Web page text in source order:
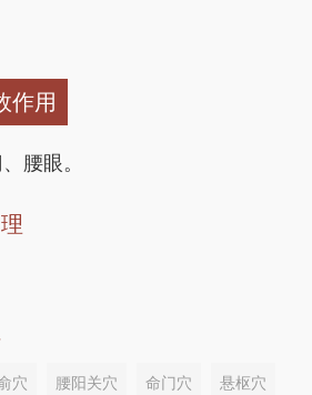
作用
腰眼。
穴 腰阳关穴 命门穴 悬枢穴